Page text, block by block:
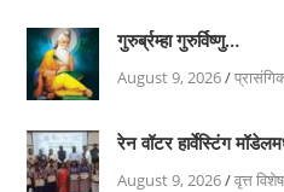
गुरुर्ब्रम्हा गुरुर्विष्णु…
August 9, 2026/
रेन वॉटर हार्वेस्टिंग
August 9, 2026/वृत्त विशेष